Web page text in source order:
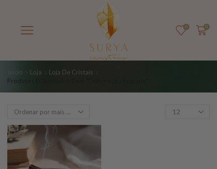
0 0
Início Loja
Loja De Cristais
Produtos Etiquetados Com “defumação Sagrada”